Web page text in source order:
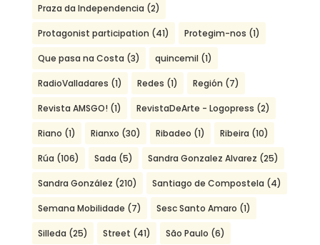
Praza da Independencia (2)
Protagonist participation (41) Protegim-nos (1)
Que pasa na Costa (3) quincemil (1)
RadioValladares (1) Redes (1) Región (7)
Revista AMSGO! (1) RevistaDeArte - Logopress (2)
Riano (1) Rianxo (30) Ribadeo (1) Ribeira (10)
Rúa (106) Sada (5) Sandra Gonzalez Alvarez (25)
Sandra González (210) Santiago de Compostela (4)
Semana Mobilidade (7) Sesc Santo Amaro (1)
Silleda (25) Street (41) São Paulo (6)